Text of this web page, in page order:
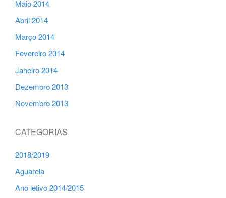
Maio 2014
Abril 2014
Março 2014
Fevereiro 2014
Janeiro 2014
Dezembro 2013
Novembro 2013
CATEGORIAS
2018/2019
Aguarela
Ano letivo 2014/2015